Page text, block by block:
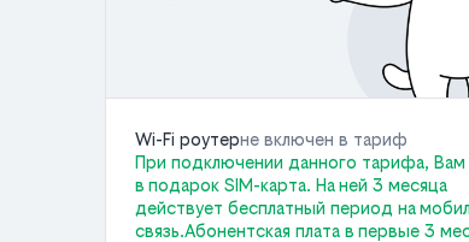
Wi-Fi роутерне включен в тариф
При подключении данного тарифа, Вам
в подарок SIM-карта. На ней 3 месяца
действует бесплатный период на
связь.Абонентская плата в первые 3